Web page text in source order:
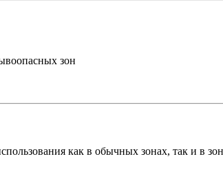
зон
как в обычных зонах, так и в